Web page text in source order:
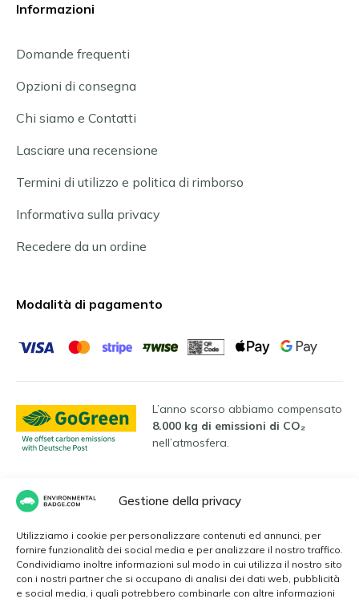
Gestione della privacy
Utilizziamo i cookie per personalizzare contenuti ed annunci, per
fornire funzionalità dei social media e per analizzare il nostro traffico.
Condividiamo inoltre informazioni sul modo in cui utilizza il nostro sito
con i nostri partner che si occupano di analisi dei dati web, pubblicità
e social media, i quali potrebbero combinarle con altre informazioni
Informazioni
Domande frequenti
Opzioni di consegna
Chi siamo e Contatti
Lasciare una recensione
Termini di utilizzo e politica di rimborso
Informativa sulla privacy
Recedere da un ordine
Modalità di pagamento
L’anno scorso abbiamo compensato
8.000 kg di emissioni di CO₂
nell’atmosfera.
Lingue
Italiano